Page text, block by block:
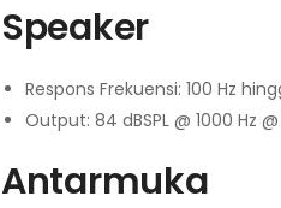
Speaker
Respons Frekuensi: 100 Hz
Output: 84 dBSPL @ 1000 Hz
Antarmuka